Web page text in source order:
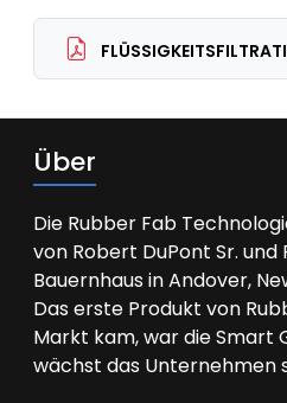
Über
Die Rubber Fab
von Robert DuPont Sr.
Bauernhaus in Andover,
Das erste Produkt von
Markt kam, war die Smart
wächst das Unternehmen